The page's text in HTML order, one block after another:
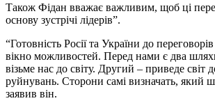
Також Фідан вважає важливим, щоб ці
основу зустрічі лідерів”.
“Готовність Росії та України до
вікно можливостей. Перед нами є два
візьме нас до світу. Другий – приведе світ
руйнувань. Сторони самі визначать, який
заявив він.